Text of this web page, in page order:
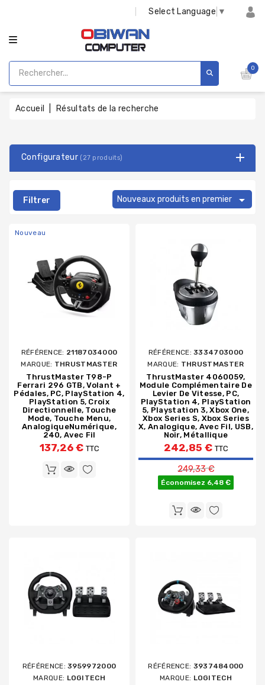
Select Language ▼
0
Accueil Résultats de la recherche
Configurateur (27 produits)
Filtrer Nouveaux produits en premier 
Nouveau
RÉFÉRENCE: 21187034000
MARQUE: THRUSTMASTER
ThrustMaster T98-P
Ferrari 296 GTB, Volant +
Pédales, PC, PlayStation 4,
PlayStation 5, Croix
Directionnelle, Touche
Mode, Touche Menu,
AnalogiqueNumérique,
240, Avec Fil
137,26 € TTC
RÉFÉRENCE:3334703000
MARQUE: THRUSTMASTER
ThrustMaster 4060059,
Module Complémentaire De
Levier De Vitesse, PC,
PlayStation 4, PlayStation
5, Playstation 3, Xbox One,
Xbox Series S, Xbox Series
X, Analogique, Avec Fil, USB,
Noir, Métallique
242,85 € TTC
Prix de base
249,33 €
Économisez 6,48 €
RÉFÉRENCE:3959972000
MARQUE: LOGITECH
RÉFÉRENCE: 3937484000
MARQUE: LOGITECH